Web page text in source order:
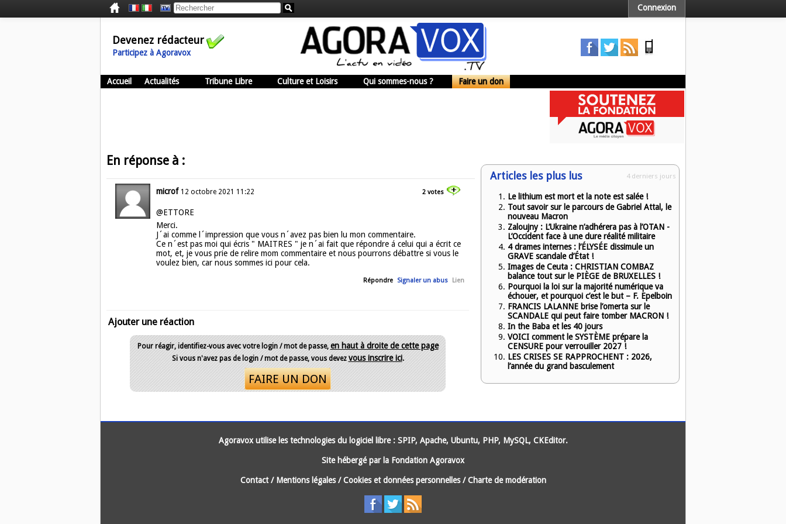
Connexion
Devenez rédacteur
Participez à Agoravox
Accueil Actualités Tribune Libre Culture et Loisirs Qui sommes-nous ? Faire un don
En réponse à :
2 votes
microf 12 octobre 2021 11:22
@ETTORE
Merci.
J´ai comme l´impression que vous n´avez pas bien lu mon commentaire.
Ce n´est pas moi qui écris " MAITRES " je n´ai fait que répondre á celui qui a écrit ce
mot, et, je vous prie de relire mom commentaire et nous pourrons débattre si vous le
voulez bien, car nous sommes ici pour cela.
Répondre Signaler un abus Lien
Ajouter une réaction
Pour réagir, identifiez-vous avec votre login / mot de passe,en haut à droite de cette page
Si vous n'avez pas de login / mot de passe, vous devezvous inscrire ici.
FAIRE UN DON
4 derniers jours
Articles les plus lus
Le lithium est mort et la note est salée !
Tout savoir sur le parcours de Gabriel Attal, le
nouveau Macron
Zaloujny : L’Ukraine n’adhérera pas à l’OTAN -
L’Occident face à une dure réalité militaire
4 drames internes : l’ÉLYSÉE dissimule un
GRAVE scandale d’État !
Images de Ceuta : CHRISTIAN COMBAZ
balance tout sur le PIÈGE de BRUXELLES !
Pourquoi la loi sur la majorité numérique va
échouer, et pourquoi c’est le but – F. Epelboin
FRANCIS LALANNE brise l’omerta sur le
SCANDALE qui peut faire tomber MACRON !
In the Baba et les 40 jours
VOICI comment le SYSTÈME prépare la
CENSURE pour verrouiller 2027 !
LES CRISES SE RAPPROCHENT : 2026,
l’année du grand basculement
Agoravox utilise les technologies du logiciel libre : SPIP, Apache, Ubuntu, PHP, MySQL, CKEditor.
Site hébergé par la Fondation Agoravox
Contact/ Mentions légales/Cookies et données personnelles/Charte de modération